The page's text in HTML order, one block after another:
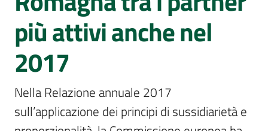
Menu selezionato
Assemblea
Assemblea
più attivi anche nel
2017
Nella Relazione annuale 2017
sull’applicazione dei principi di sussidiarietà e